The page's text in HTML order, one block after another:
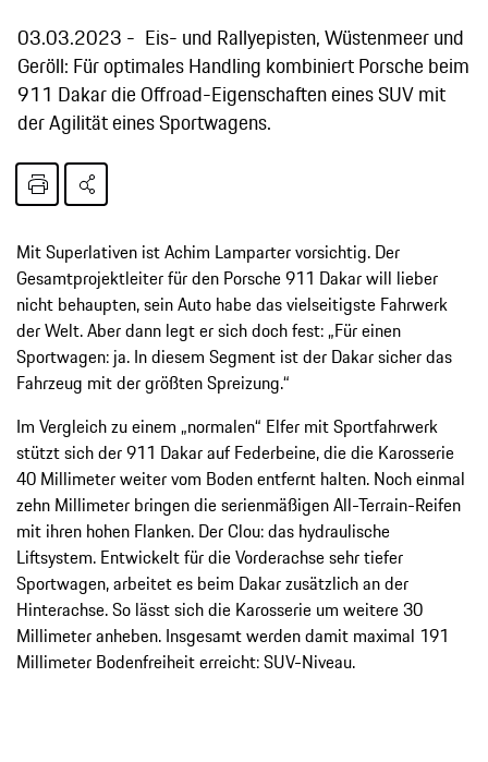
03.03.2023
Eis- und Rallyepisten, Wüstenmeer und
Geröll: Für optimales Handling kombiniert Porsche beim
911 Dakar die Offroad-Eigenschaften eines SUV mit
der Agilität eines Sportwagens.
Mit Superlativen ist Achim Lamparter vorsichtig. Der
Gesamtprojektleiter für den Porsche 911 Dakar will lieber
nicht behaupten, sein Auto habe das vielseitigste Fahrwerk
der Welt. Aber dann legt er sich doch fest: „Für einen
Sportwagen: ja. In diesem Segment ist der Dakar sicher das
Fahrzeug mit der größten Spreizung.“
Im Vergleich zu einem „normalen“ Elfer mit Sportfahrwerk
stützt sich der 911 Dakar auf Federbeine, die die Karosserie
40 Millimeter weiter vom Boden entfernt halten. Noch einmal
zehn Millimeter bringen die serienmäßigen All-Terrain-Reifen
mit ihren hohen Flanken. Der Clou: das hydraulische
Liftsystem. Entwickelt für die Vorderachse sehr tiefer
Sportwagen, arbeitet es beim Dakar zusätzlich an der
Hinterachse. So lässt sich die Karosserie um weitere 30
Millimeter anheben. Insgesamt werden damit maximal 191
Millimeter Bodenfreiheit erreicht: SUV-Niveau.